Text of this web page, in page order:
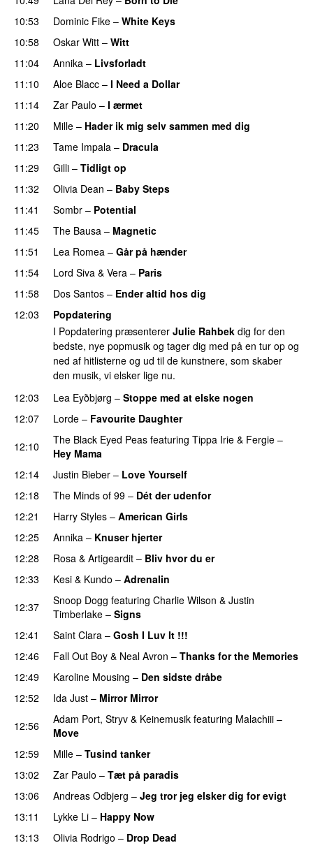
10:53 Dominic Fike – White Keys
10:58 Oskar Witt – Witt
11:04
Annika – Livsforladt
11:10
Aloe Blacc – I Need a Dollar
11:14
Zar Paulo – I ærmet
11:20
Mille – Hader ik mig selv sammen med dig
11:23
Tame Impala – Dracula
11:29 Gilli – Tidligt op
11:32 Olivia Dean – Baby Steps
11:41
Sombr – Potential
11:45 The Bausa – Magnetic
11:51 Lea Romea – Går på hænder
11:54
Lord Siva & Vera – Paris
11:58 Dos Santos – Ender altid hos dig
12:03
Popdatering
I Popdatering præsenterer Julie Rahbek dig for den
bedste, nye popmusik og tager dig med på en tur op og
ned af hitlisterne og ud til de kunstnere, som skaber
den musik, vi elsker lige nu.
12:03
Lea Eyðbjørg – Stoppe med at elske nogen
12:07 Lorde – Favourite Daughter
12:10
The Black Eyed Peas featuring Tippa Irie & Fergie –
Hey Mama
12:14
Justin Bieber – Love Yourself
12:18
The Minds of 99 – Dét der udenfor
12:21
Harry Styles – American Girls
12:25
Annika – Knuser hjerter
12:28
Rosa & Artigeardit – Bliv hvor du er
12:33 Kesi & Kundo – Adrenalin
12:37
Snoop Dogg featuring Charlie Wilson & Justin
Timberlake – Signs
12:41 Saint Clara – Gosh I Luv It !!!
12:46
Fall Out Boy & Neal Avron – Thanks for the Memories
12:49
Karoline Mousing – Den sidste dråbe
12:52
Ida Just – Mirror Mirror
12:56
Adam Port, Stryv & Keinemusik featuring Malachiii –
Move
12:59 Mille – Tusind tanker
13:02
Zar Paulo – Tæt på paradis
13:06
Andreas Odbjerg – Jeg tror jeg elsker dig for evigt
13:11
Lykke Li – Happy Now
13:13
Olivia Rodrigo – Drop Dead